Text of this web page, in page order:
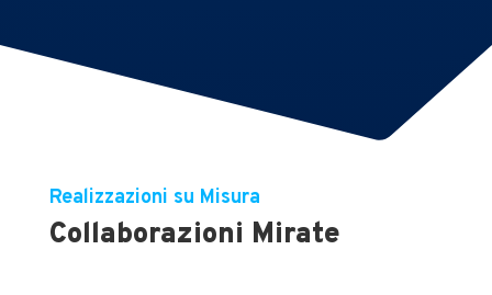
Realizzazioni su Misura
Collaborazioni Mirate